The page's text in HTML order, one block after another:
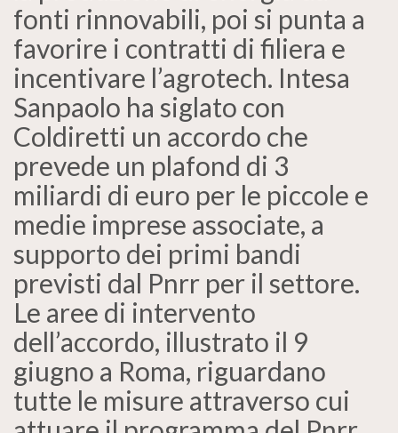
fonti rinnovabili, poi si punta a
favorire i contratti di filiera e
incentivare l’agrotech. Intesa
Sanpaolo ha siglato con
Coldiretti un accordo che
prevede un plafond di 3
miliardi di euro per le piccole e
medie imprese associate, a
supporto dei primi bandi
previsti dal Pnrr per il settore.
Le aree di intervento
dell’accordo, illustrato il 9
giugno a Roma, riguardano
tutte le misure attraverso cui